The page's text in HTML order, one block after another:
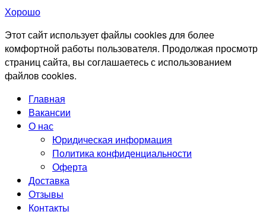
Хорошо
Этот сайт использует файлы cookies для более
комфортной работы пользователя. Продолжая просмотр
страниц сайта, вы соглашаетесь с использованием
файлов cookies.
Главная
Вакансии
О нас
Юридическая информация
Политика конфиденциальности
Оферта
Доставка
Отзывы
Контакты